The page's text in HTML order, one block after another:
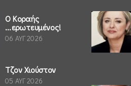
Ο Κοραής
...ερωτευμένος!
06 ΑΥΓ 2026
Τζον Χιούστον
05 ΑΥΓ 2026